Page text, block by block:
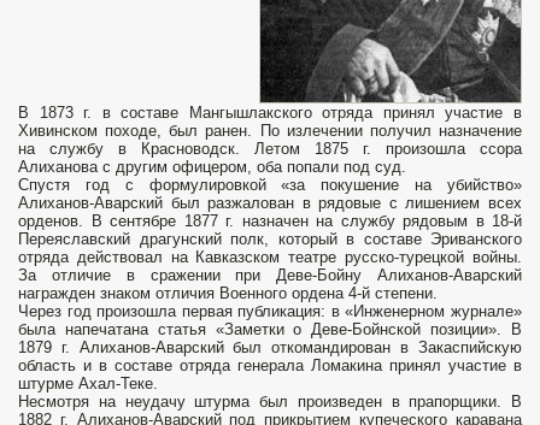
В 1873 г. в составе Мангышлакского отряда принял участие в
Хивинском походе, был ранен. По излечении получил назначение
на службу в Красноводск. Летом 1875 г. произошла ссора
Алиханова с другим офицером, оба попали под суд.
Спустя год с формулировкой «за покушение на убийство»
Алиханов-Аварский был разжалован в рядовые с лишением всех
орденов. В сентябре 1877 г. назначен на службу рядовым в 18-й
Переяславский драгунский полк, который в составе Эриванского
отряда действовал на Кавказском театре русско-турецкой войны.
За отличие в сражении при Деве-Бойну Алиханов-Аварский
награжден знаком отличия Военного ордена 4-й степени.
Через год произошла первая публикация: в «Инженерном журнале»
была напечатана статья «Заметки о Деве-Бойнской позиции». В
1879 г. Алиханов-Аварский был откомандирован в Закаспийскую
область и в составе отряда генерала Ломакина принял участие в
штурме Ахал-Теке.
Несмотря на неудачу штурма был произведен в прапорщики. В
1882 г. Алиханов-Аварский под прикрытием купеческого каравана